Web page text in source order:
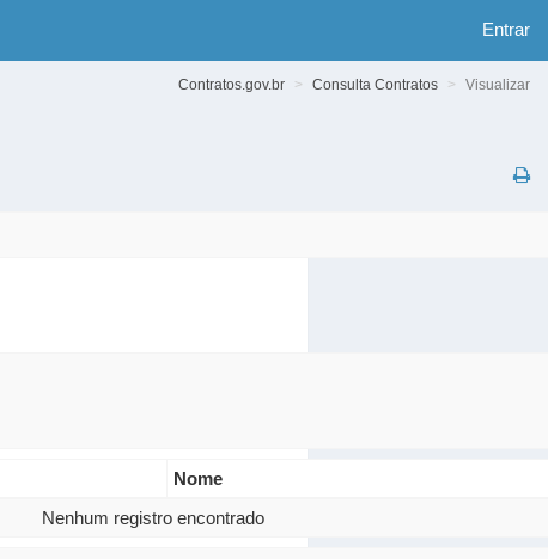
Entrar
Contratos.gov.br Consulta Contratos Visualizar
Nome
Nenhum registro encontrado